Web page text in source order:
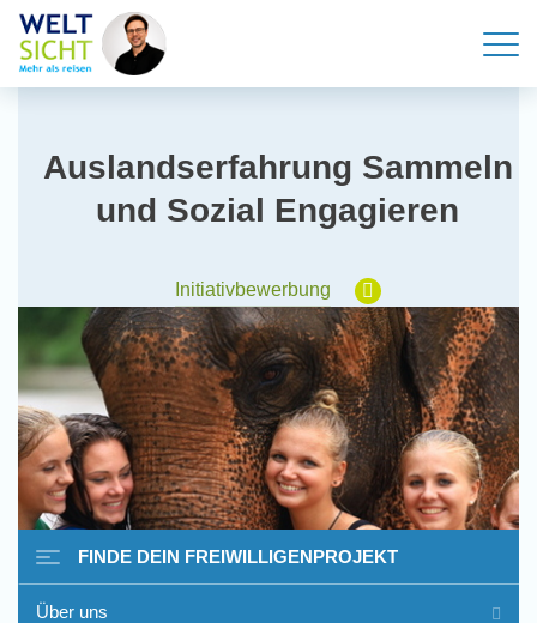
Auslandserfahrung Sammeln
und Sozial Engagieren
Initiativbewerbung
FINDE DEIN FREIWILLIGENPROJEKT
Über uns